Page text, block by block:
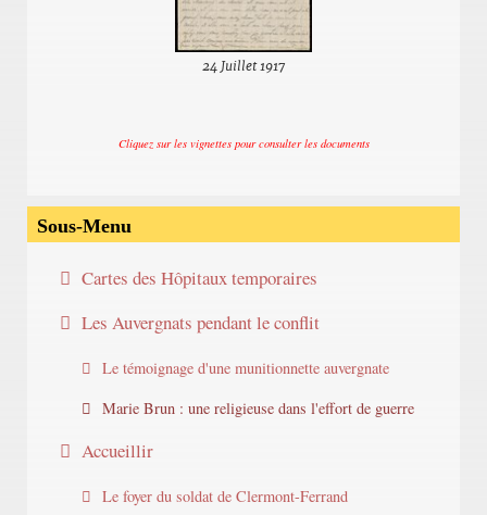
24 Juillet 1917
Cliquez sur les vignettes pour consulter les documents
Sous-Menu
Cartes des Hôpitaux temporaires
Les Auvergnats pendant le conflit
Le témoignage d'une munitionnette auvergnate
Marie Brun : une religieuse dans l'effort de guerre
Accueillir
Le foyer du soldat de Clermont-Ferrand